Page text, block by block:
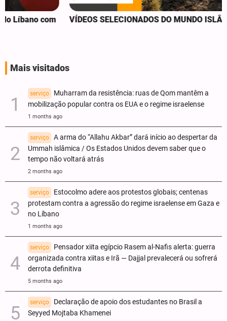
VÍDEOS SELECIONADOS DO MUNDO ISLÂMICO
Mais visitados
serviço
Muharram da resistência: ruas de Qom mantêm a
mobilização popular contra os EUA e o regime israelense
1 months ago
serviço
A arma do “Allahu Akbar” dará início ao despertar da
Ummah islâmica / Os Estados Unidos devem saber que o
tempo não voltará atrás
2 months ago
serviço
Estocolmo adere aos protestos globais; centenas
protestam contra a agressão do regime israelense em Gaza e
no Líbano
1 months ago
serviço
Pensador xiita egípcio Rasem al-Nafis alerta: guerra
organizada contra xiitas e Irã — Dajjal prevalecerá ou sofrerá
derrota definitiva
5 months ago
serviço
Declaração de apoio dos estudantes no Brasil a
Seyyed Mojtaba Khamenei